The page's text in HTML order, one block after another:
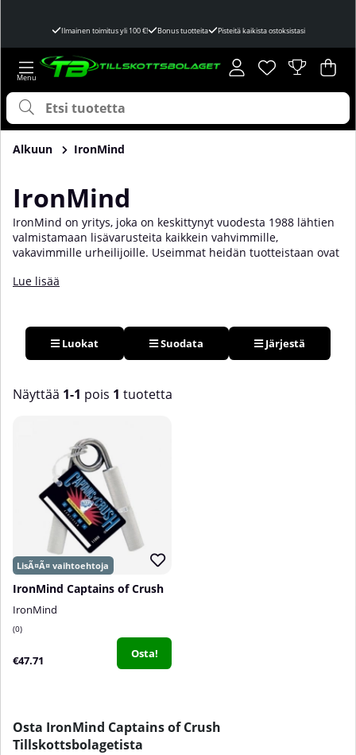
Ilmainen toimitus yli 100 €! Bonus tuotteita Pisteitä kaikista ostoksistasi
Toivelista
Lukumäärä
. .
Alkuun IronMind
IronMind
IronMind on yritys, joka on keskittynyt vuodesta 1988 lähtien
valmistamaan lisävarusteita kaikkein vahvimmille,
vakavimmille urheilijoille. Useimmat heidän tuotteistaan ovat
käyttämistä. Mutta IronMind on suunnattu enemmän kuin
heidän suosituimmista tuotteistaan on Captains of Crush,
joka on työkalu puristusvoiman parantamiseen.
Lue lisää
Luokat Suodata Järjestä
Näyttää 1-1 pois 1 tuotetta
IronMind Captains of Crush
IronMind
0
€47.71 Osta!
Osta IronMind Captains of Crush
Tillskottsbolagetista